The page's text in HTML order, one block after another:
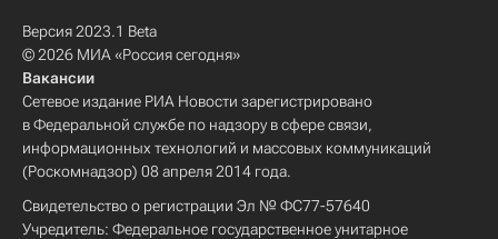
Версия 2023.1 Beta
© 2026 МИА «Россия сегодня»
Вакансии
Сетевое издание РИА Новости зарегистрировано
в Федеральной службе по надзору в сфере связи,
информационных технологий и массовых коммуникаций
(Роскомнадзор) 08 апреля 2014 года.
Свидетельство о регистрации Эл № ФС77-57640
Учредитель: Федеральное государственное унитарное